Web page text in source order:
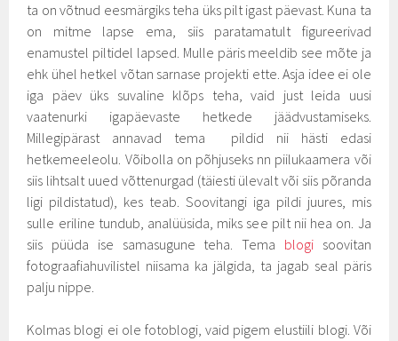
ta on võtnud eesmärgiks teha üks pilt igast päevast. Kuna ta
on mitme lapse ema, siis paratamatult figureerivad
enamustel piltidel lapsed. Mulle päris meeldib see mõte ja
ehk ühel hetkel võtan sarnase projekti ette. Asja idee ei ole
iga päev üks suvaline klõps teha, vaid just leida uusi
vaatenurki igapäevaste hetkede jäädvustamiseks.
Millegipärast annavad tema pildid nii hästi edasi
hetkemeeleolu. Võibolla on põhjuseks nn piilukaamera või
siis lihtsalt uued võttenurgad (täiesti ülevalt või siis põranda
ligi pildistatud), kes teab. Soovitangi iga pildi juures, mis
sulle eriline tundub, analüüsida, miks see pilt nii hea on. Ja
siis püüda ise samasugune teha. Tema blogi soovitan
fotograafiahuvilistel niisama ka jälgida, ta jagab seal päris
palju nippe.
Kolmas blogi ei ole fotoblogi, vaid pigem elustiili blogi. Või